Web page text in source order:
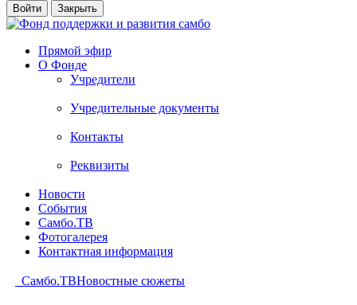
Прямой эфир
О Фонде
Учредители
Учредительные документы
Контакты
Реквизиты
Новости
События
Самбо.ТВ
Фотогалерея
Контактная информация
Самбо.ТВНовостные сюжеты